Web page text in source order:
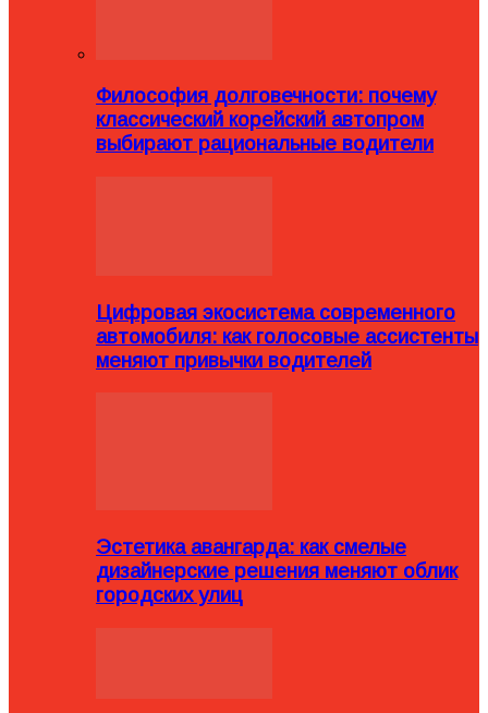
Философия долговечности: почему
классический корейский автопром
выбирают рациональные водители
Цифровая экосистема современного
автомобиля: как голосовые ассистенты
меняют привычки водителей
Эстетика авангарда: как смелые
дизайнерские решения меняют облик
городских улиц